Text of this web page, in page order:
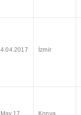
4.04.2017 İzmir